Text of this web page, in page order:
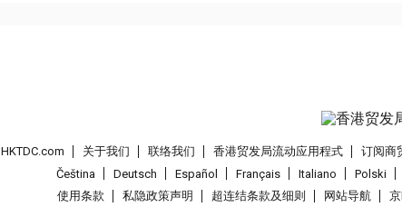
HKTDC.com 关于我们 联络我们 香港贸发局流动应用程式 订阅商
Čeština
Deutsch Español Français Italiano Polski
使用条款
私隐政策声明 超连结条款及细则 网站导航